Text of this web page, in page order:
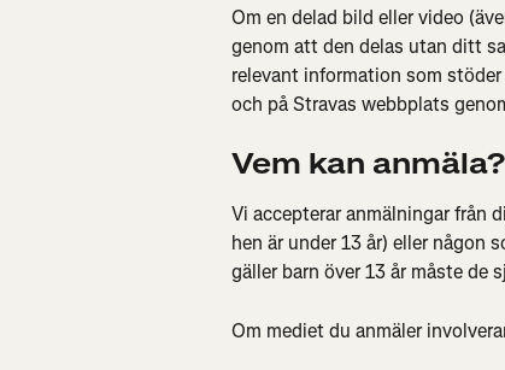
Om en delad bild eller video
genom att den delas utan ditt
relevant information som
och på Stravas webbplats
Vem kan anmäla?
Vi accepterar anmälningar från
hen är under 13 år) eller någon
gäller barn över 13 år måste de
Om mediet du anmäler